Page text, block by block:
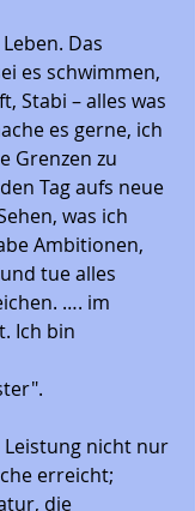
Das
es schwimmen,
Stabi – alles was
es gerne, ich
Grenzen zu
Tag aufs neue
was ich
Ambitionen,
tue alles
…. im
Ich bin
nicht nur
erreicht;
die